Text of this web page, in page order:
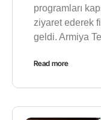
programları
ziyaret ederek
geldi. Armiya
Read more